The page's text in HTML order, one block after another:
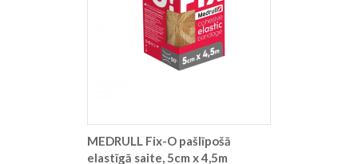
MEDRULL Fix-O pašlīpošā
elastīgā saite, 5cm x 4,5m